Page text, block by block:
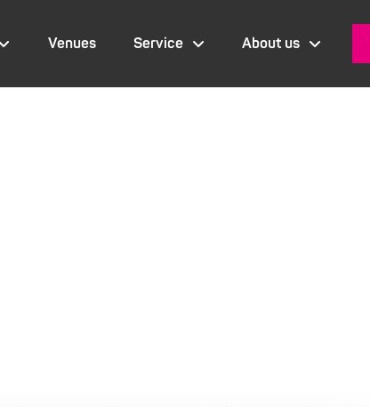
Venues Service About us